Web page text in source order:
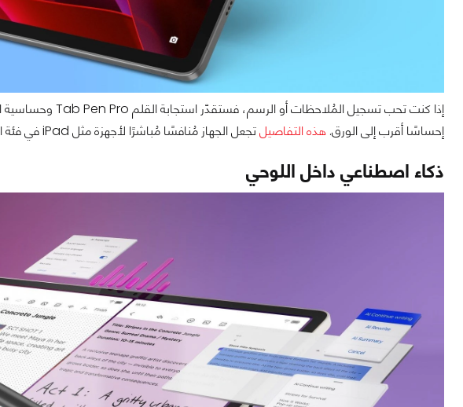
إحساسًا أقرب إلى الورق. هذه التفاصيلتجعل الجهاز مُنافسًا مُباشرًا لأجهزة مثل iPad في فئة الإبداع.
ذكاء اصطناعي داخل اللوحي